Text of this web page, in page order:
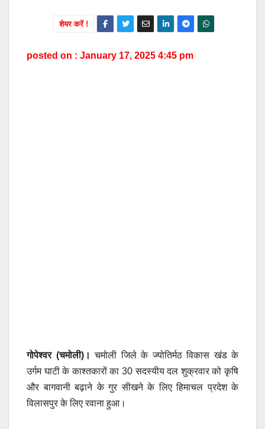
शेयर करें !
posted on : January 17, 2025 4:45 pm
गोपेश्वर (चमोली)। चमोली जिले के ज्योतिर्मठ विकास खंड के
उर्गम घाटी के काश्तकारों का 30 सदस्यीय दल शुक्रवार को कृषि
और बागवानी बढ़ाने के गुर सीखने के लिए हिमाचल प्रदेश के
विलासपुर के लिए रवाना हुआ।